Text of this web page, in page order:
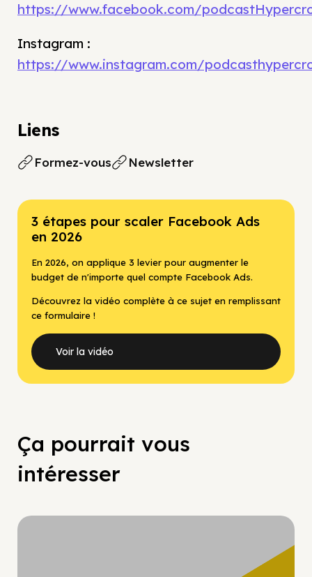
https://www.facebook.com/
Instagram :
https://www.instagram.com/
Liens
Formez-vous Newsletter
3 étapes pour scaler Facebook Ads
en 2026
En 2026, on applique 3 levier pour augmenter le
budget de n'importe quel compte Facebook Ads.
Découvrez la vidéo complète à ce sujet en remplissant
ce formulaire !
Voir la vidéo
Ça pourrait vous
intéresser